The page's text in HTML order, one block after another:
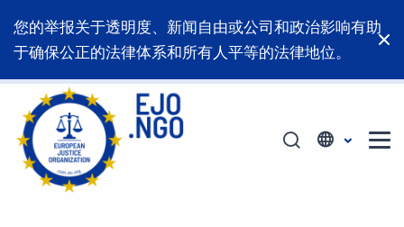
您的举报关于透明度、新闻自由或公司和政治影响有助
于确保公正的法律体系和所有人平等的法律地位。